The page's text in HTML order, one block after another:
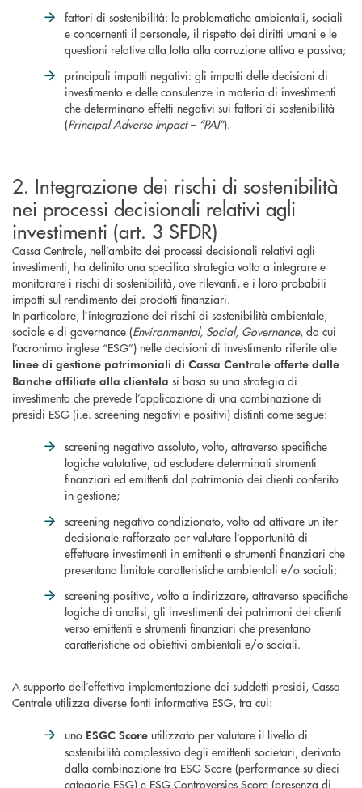
fattori di sostenibilità: le problematiche ambientali, sociali
e concernenti il personale, il rispetto dei diritti umani e le
questioni relative alla lotta alla corruzione attiva e passiva;
principali impatti negativi: gli impatti delle decisioni di
investimento e delle consulenze in materia di investimenti
che determinano effetti negativi sui fattori di sostenibilità
(Principal Adverse Impact – “PAI”).
2. Integrazione dei rischi di sostenibilità
nei processi decisionali relativi agli
investimenti (art. 3 SFDR)
Cassa Centrale, nell’ambito dei processi decisionali relativi agli
investimenti, ha definito una specifica strategia volta a integrare e
monitorare i rischi di sostenibilità, ove rilevanti, e i loro probabili
impatti sul rendimento dei prodotti finanziari.
In particolare, l’integrazione dei rischi di sostenibilità ambientale,
sociale e di governance (Environmental, Social, Governance, da cui
l’acronimo inglese “ESG”) nelle decisioni di investimento riferite alle
linee di gestione patrimoniali di Cassa Centrale offerte dalle
Banche affiliate alla clientela si basa su una strategia di
investimento che prevede l’applicazione di una combinazione di
presidi ESG (i.e. screening negativi e positivi) distinti come segue:
screening negativo assoluto, volto, attraverso specifiche
logiche valutative, ad escludere determinati strumenti
finanziari ed emittenti dal patrimonio dei clienti conferito
in gestione;
screening negativo condizionato, volto ad attivare un iter
decisionale rafforzato per valutare l’opportunità di
effettuare investimenti in emittenti e strumenti finanziari che
presentano limitate caratteristiche ambientali e/o sociali;
screening positivo, volto a indirizzare, attraverso specifiche
logiche di analisi, gli investimenti dei patrimoni dei clienti
verso emittenti e strumenti finanziari che presentano
caratteristiche od obiettivi ambientali e/o sociali.
A supporto dell’effettiva implementazione dei suddetti presidi, Cassa
Centrale utilizza diverse fonti informative ESG, tra cui:
uno ESGC Score utilizzato per valutare il livello di
sostenibilità complessivo degli emittenti societari, derivato
dalla combinazione tra ESG Score (performance su dieci
categorie ESG) e ESG Controversies Score (presenza di